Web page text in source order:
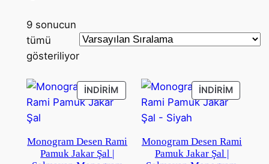
9 sonucun
tümü
gösteriliyor
İNDIRIMİNDIRIMDEKI
ÜRÜN
Monogram Desen Rami
Pamuk Jakar Şal |
İNDIRIM
ÜRÜN
Monogram Desen Rami
Pamuk Jakar Şal |